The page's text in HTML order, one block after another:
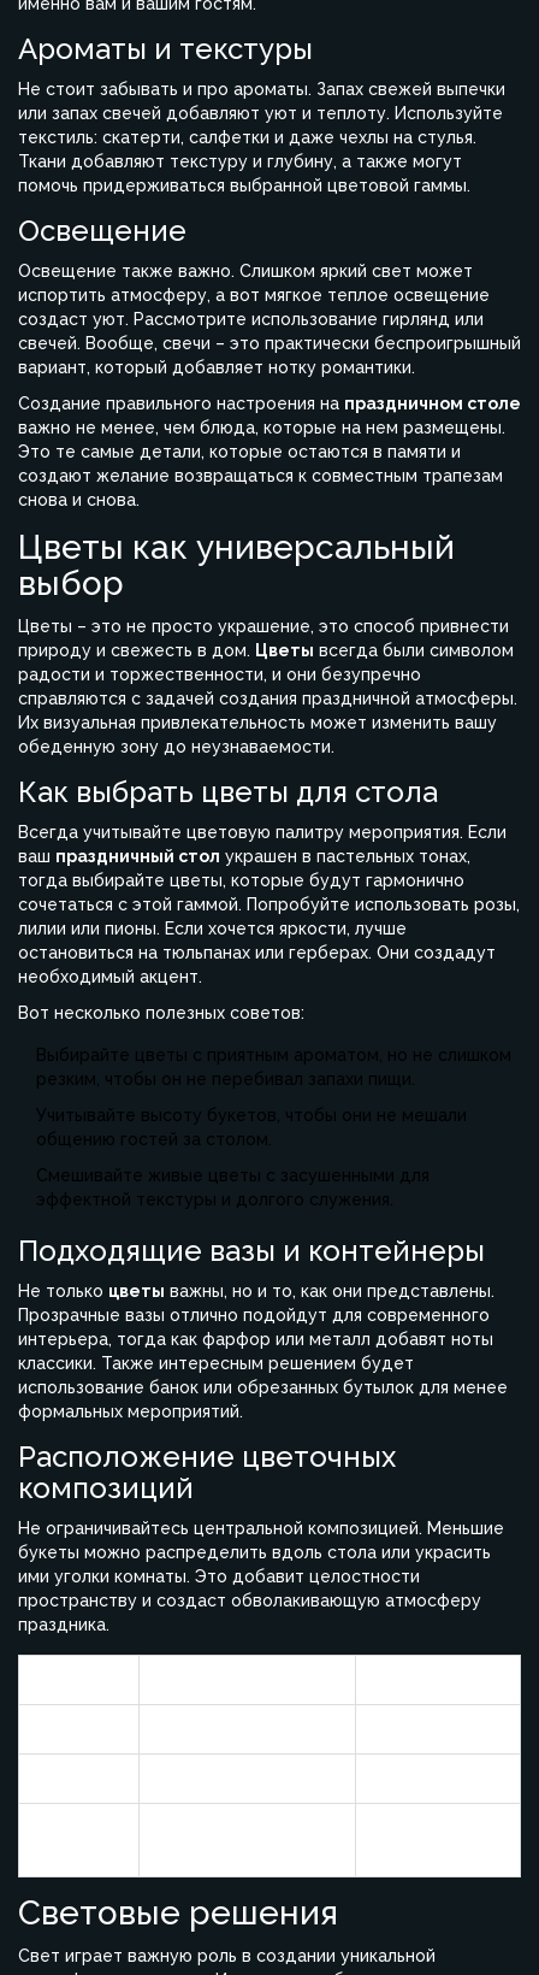
Ароматы и текстуры
Не стоит забывать и про ароматы. Запах свежей выпечки
или запах свечей добавляют уют и теплоту. Используйте
текстиль: скатерти, салфетки и даже чехлы на стулья.
Ткани добавляют текстуру и глубину, а также могут
помочь придерживаться выбранной цветовой гаммы.
Освещение
Освещение также важно. Слишком яркий свет может
испортить атмосферу, а вот мягкое теплое освещение
создаст уют. Рассмотрите использование гирлянд или
свечей. Вообще, свечи – это практически беспроигрышный
вариант, который добавляет нотку романтики.
Создание правильного настроения на праздничном столе
важно не менее, чем блюда, которые на нем размещены.
Это те самые детали, которые остаются в памяти и
создают желание возвращаться к совместным трапезам
снова и снова.
Цветы как универсальный
выбор
Цветы – это не просто украшение, это способ привнести
природу и свежесть в дом. Цветы всегда были символом
радости и торжественности, и они безупречно
справляются с задачей создания праздничной атмосферы.
Их визуальная привлекательность может изменить вашу
обеденную зону до неузнаваемости.
Как выбрать цветы для стола
Всегда учитывайте цветовую палитру мероприятия. Если
ваш праздничный стол украшен в пастельных тонах,
тогда выбирайте цветы, которые будут гармонично
сочетаться с этой гаммой. Попробуйте использовать розы,
лилии или пионы. Если хочется яркости, лучше
остановиться на тюльпанах или герберах. Они создадут
необходимый акцент.
Вот несколько полезных советов:
Выбирайте цветы с приятным ароматом, но не слишком
резким, чтобы он не перебивал запахи пищи.
Учитывайте высоту букетов, чтобы они не мешали
общению гостей за столом.
Смешивайте живые цветы с засушенными для
эффектной текстуры и долгого служения.
Подходящие вазы и контейнеры
Не только цветы важны, но и то, как они представлены.
Прозрачные вазы отлично подойдут для современного
интерьера, тогда как фарфор или металл добавят ноты
классики. Также интересным решением будет
использование банок или обрезанных бутылок для менее
формальных мероприятий.
Расположение цветочных
композиций
Не ограничивайтесь центральной композицией. Меньшие
букеты можно распределить вдоль стола или украсить
ими уголки комнаты. Это добавит целостности
пространству и создаст обволакивающую атмосферу
праздника.
Световые решения
Свет играет важную роль в создании уникальной